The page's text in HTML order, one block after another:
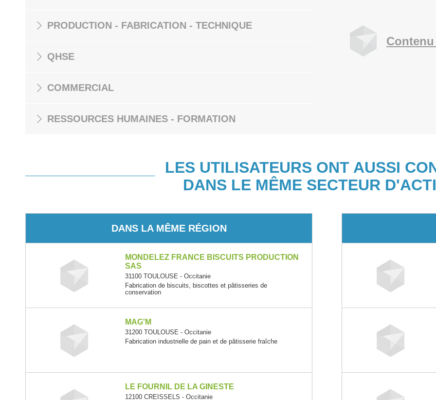
PRODUCTION - FABRICATION - TECHNIQUE
QHSE
COMMERCIAL
RESSOURCES HUMAINES - FORMATION
LES UTILISATEURS ONT AUSSI
DANS LE MÊME SECTEUR
DANS LA MÊME RÉGION
MONDELEZ FRANCE BISCUITS PRODUCTION
SAS
31100 TOULOUSE - Occitanie
Fabrication de biscuits, biscottes et pâtisseries de
conservation
MAG'M
31200 TOULOUSE - Occitanie
Fabrication industrielle de pain et de pâtisserie fraîche
LE FOURNIL DE LA GINESTE
12100 CREISSELS - Occitanie